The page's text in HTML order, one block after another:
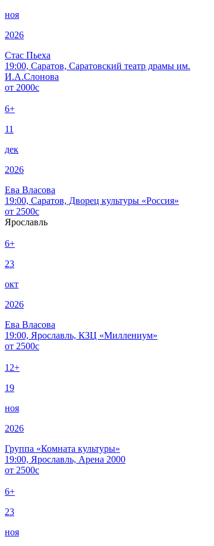
ноя
2026
Стас Пьеха
19:00, Саратов, Саратовский театр драмы им.
И.А.Слонова
от 2000c
6+
11
дек
2026
Ева Власова
19:00, Саратов, Дворец культуры «Россия»
от 2500c
Ярославль
6+
23
окт
2026
Ева Власова
19:00, Ярославль, КЗЦ «Миллениум»
от 2500c
12+
19
ноя
2026
Группа «Комната культуры»
19:00, Ярославль, Арена 2000
от 2500c
6+
23
ноя